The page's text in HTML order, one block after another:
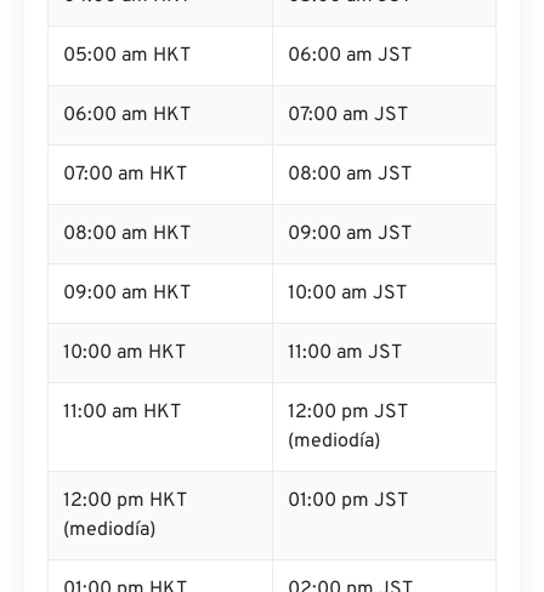
05:00 am HKT 06:00 am JST
06:00 am HKT 07:00 am JST
07:00 am HKT 08:00 am JST
08:00 am HKT 09:00 am JST
09:00 am HKT 10:00 am JST
10:00 am HKT 11:00 am JST
11:00 am HKT
12:00 pm JST
(mediodía)
12:00 pm HKT
(mediodía)
01:00 pm JST